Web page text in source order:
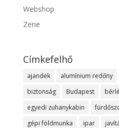
Webshop
Zene
Címkefelhő
ajandek alumínium redőny
biztonság
Budapest
egyedi zuhanykabin
gépi földmunka
ipar